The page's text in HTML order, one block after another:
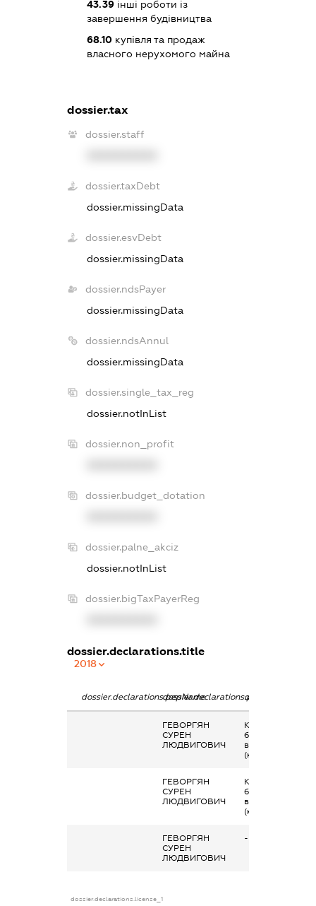
43.39 інші роботи із
завершення будівництва
68.10 купівля та продаж
власного нерухомого майна
dossier.tax
dossier.staff
dossier.taxDebt
dossier.missingData
dossier.esvDebt
dossier.missingData
dossier.ndsPayer
dossier.missingData
dossier.ndsAnnul
dossier.missingData
dossier.single_tax_reg
dossier.notInList
dossier.non_profit
dossier.budget_dotation
dossier.palne_akciz
dossier.notInList
dossier.bigTaxPayerReg
dossier.declarations.title
2018
dossier.declarations.pepNamedossier.declarations.personName
ГЕВОРГЯН
СУРЕН
ЛЮДВИГОВИЧ
Кінцевий
бенефіціарний
власник
(контролер)
ГЕВОРГЯН
СУРЕН
ЛЮДВИГОВИЧ
Кінцевий
бенефіціарний
власник
(контролер)
ГЕВОРГЯН
СУРЕН
ЛЮДВИГОВИЧ
-
dossier.declarations.license_1